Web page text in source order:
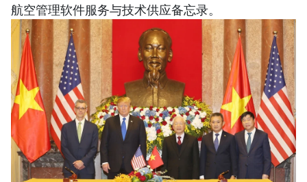
航空管理软件服务与技术供应备忘录。